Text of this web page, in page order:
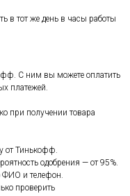
в тот же день в часы работы
С ним вы можете оплатить
платежей.
при получении товара
от Тинькофф.
одобрения — от 95%.
ФИО и телефон.
проверить